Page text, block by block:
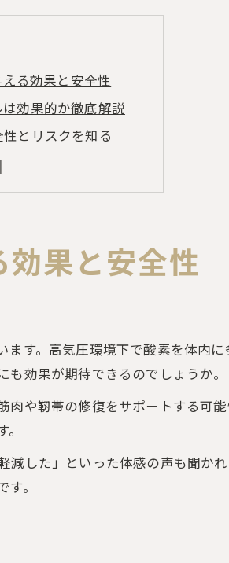
る効果と安全性
効果的か徹底解説
とリスクを知る
酸素の役割とは
が期待できる理由
カプセルの役割
カプセルの仕組み
抑制の実際
素カプセルの利用法
ル活用がカギ
プセルが有効な理由
が変わる可能性
カプセルを選ぶ利点
果と安全性
す。高気圧環境下で酸素を体内
効果が期待できるのでしょうか。
や靭帯の修復をサポートする可
した」といった体感の声も聞か
。